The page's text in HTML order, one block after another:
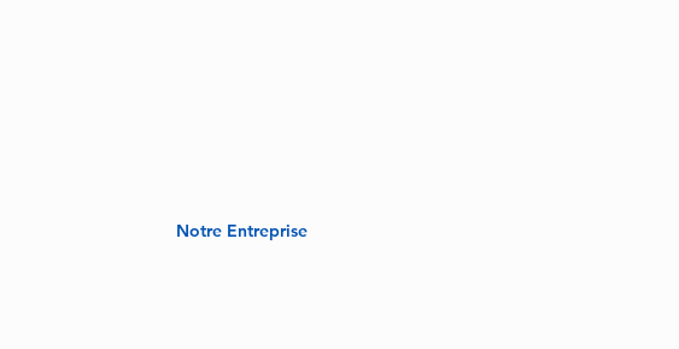
Notre Entreprise